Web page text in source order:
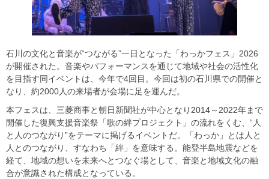
石川の文化と音楽が“つながる”一日となった「わっかフェス」2026
が開催された。音楽やパフォーマンスを通じて地域や社会の活性化
を目指す同イベントは、今年で4回目。今回は初の石川県での開催と
なり、約2000人の来場者が会場に足を運んだ。
本フェスは、三菱商事と朝日新聞社が中心となり2014～2022年まで
開催した復興支援音楽祭「歌の絆プロジェクト」の流れをくむ、“人
と人のつながり”をテーマに掲げるイベントだ。「わっか」とは人と
人とのつながり、すなわち「絆」を意味する。能登半島地震などを
経て、地域の想いを未来へとつなぐ場として、音楽と地域文化の融
合が意識された構成となっている。